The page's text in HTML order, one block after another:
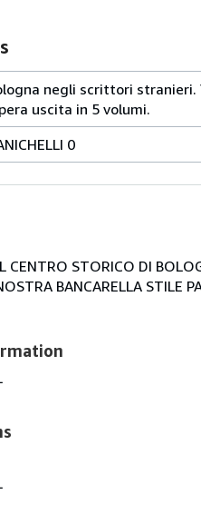
negli scrittori stranieri.
uscita in 5 volumi.
0
CENTRO STORICO DI
BANCARELLA STILE